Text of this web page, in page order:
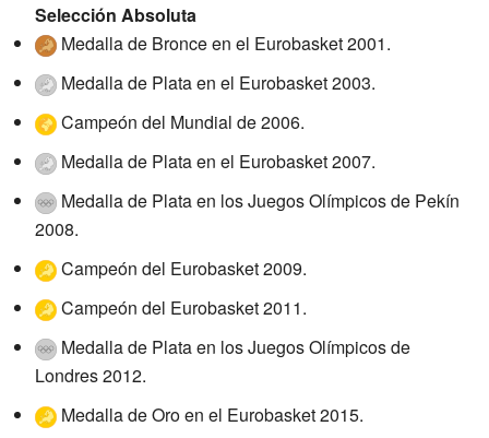
Selección Absoluta
Medalla de Bronce en el Eurobasket 2001.
Medalla de Plata en el Eurobasket 2003.
Campeón del Mundial de 2006.
Medalla de Plata en el Eurobasket 2007.
Medalla de Plata en los Juegos Olímpicos de Pekín
2008.
Campeón del Eurobasket 2009.
Campeón del Eurobasket 2011.
Medalla de Plata en los Juegos Olímpicos de
Londres 2012.
Medalla de Oro en el Eurobasket 2015.